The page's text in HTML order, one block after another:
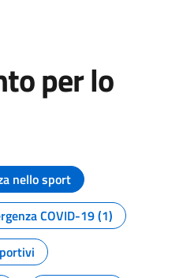
per lo
della pagina
nello sport
COVID-19 (1)